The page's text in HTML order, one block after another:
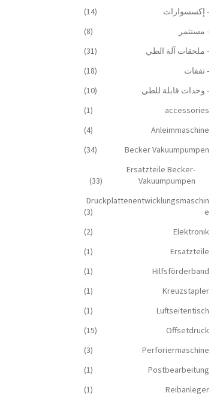
- إكسسوارات
(14)
- مستثمر
(8)
- ملحقات آلة الطي
(31)
- نفقات
(18)
- وحدات قابلة للطي
(10)
accessories
(1)
Anleimmaschine
(4)
Becker Vakuumpumpen
(34)
Ersatzteile Becker-
Vakuumpumpen
(33)
Druckplattenentwicklungsmaschin
e
(3)
Elektronik
(2)
Ersatzteile
(1)
Hilfsförderband
(1)
Kreuzstapler
(1)
Luftseitentisch
(1)
Offsetdruck
(15)
Perforiermaschine
(3)
Postbearbeitung
(1)
Reibanleger
(1)